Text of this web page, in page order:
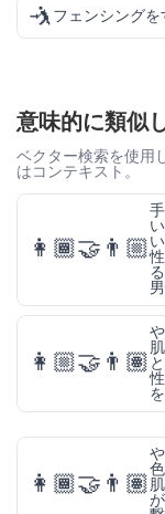
🤺フェンシングを
意味的に類似
ベクター検索を使用
はコンテキスト。
👩🏾‍🤝‍👨🏼
👩🏼‍🤝‍👨🏽
👩🏾‍🤝‍👨🏽